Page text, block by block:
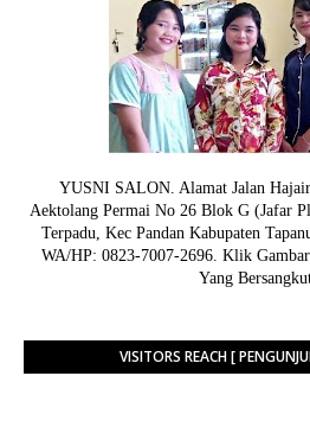
YUSNI SALON. Alamat Jalan
Aektolang Permai No 26 Blok G (Jafar
Terpadu, Kec Pandan Kabupaten
WA/HP: 0823-7007-2696. Klik
Yang
VISITORS REACH [